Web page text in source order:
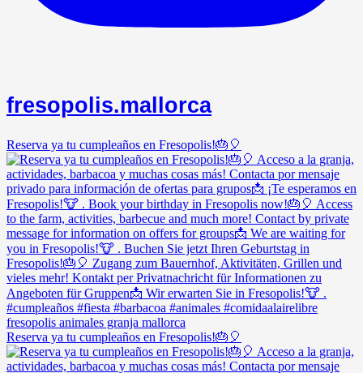
fresopolis.mallorca
Reserva ya tu cumpleaños en Fresopolis!🎂🎈
Reserva ya tu cumpleaños en Fresopolis!🎂🎈